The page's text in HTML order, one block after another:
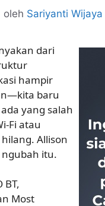
oleh Sariyanti Wijaya
dari
hampir
baru
yang salah
Fi atau
Allison
itu.
BT,
Most